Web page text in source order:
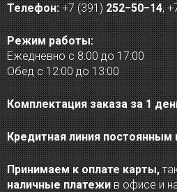
Телефон: +7 (391)252−50−14,
Режим работы:
Ежедневно с 8:00 до 17:00
Обед с 12:00 до 13:00
Комплектация заказа за 1
Кредитная линия постоянным
Принимаем к оплате карты,
наличные платежив офисе и